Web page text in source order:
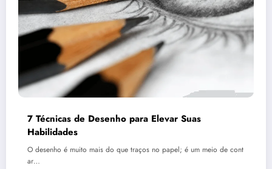
7 Técnicas de Desenho para Elevar Suas
Habilidades
O desenho é muito mais do que traços no papel; é um meio de cont
ar…